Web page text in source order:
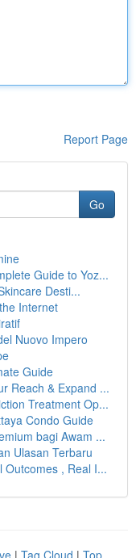
Report Page
Go
Guide to Yoz...
Desti...
Internet
Nuovo Impero
Guide
Reach & Expand ...
Treatment Op...
Condo Guide
bagi Awam ...
Ulasan Terbaru
Outcomes , Real I...
| Tag Cloud | Top